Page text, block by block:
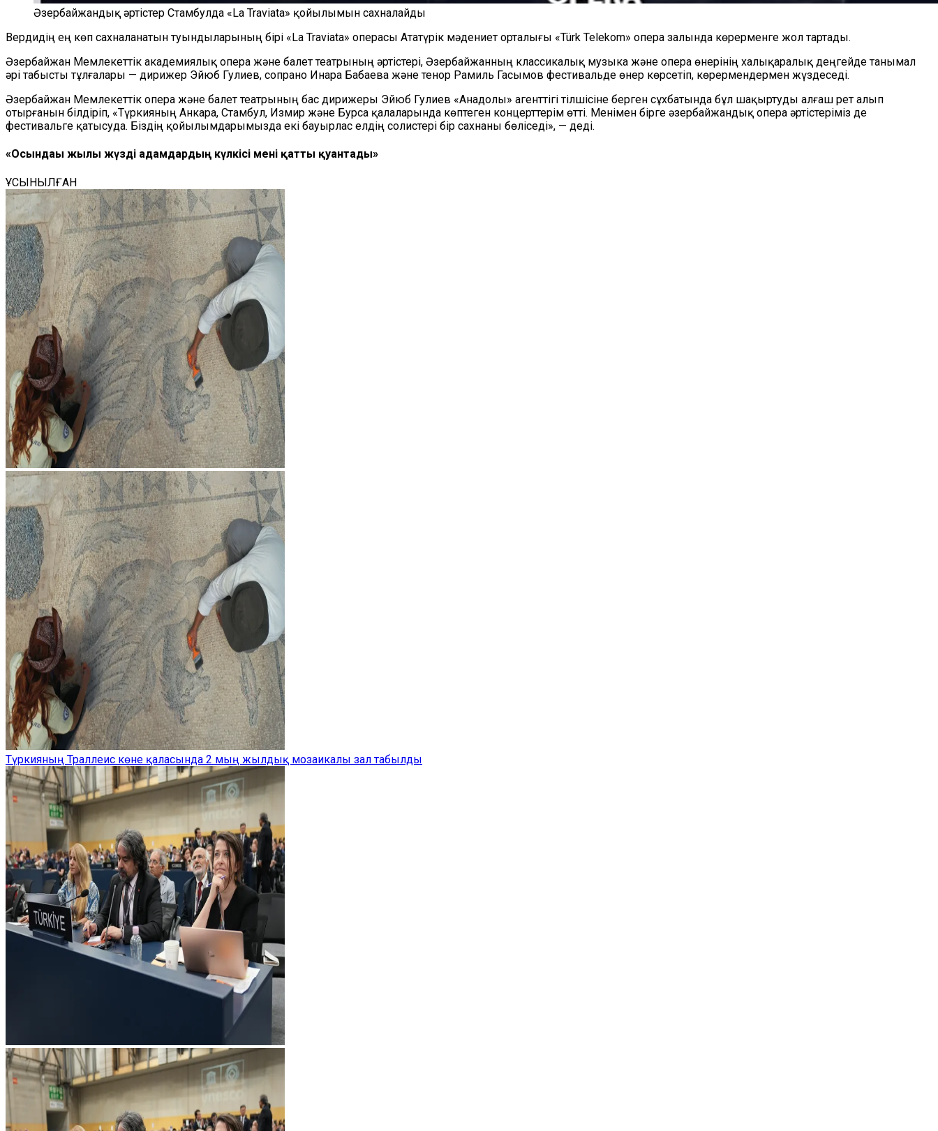
Әзербайжандық әртістер Стамбулда «La Traviata» қойылымын сахналайды
Вердидің ең көп сахналанатын туындыларының бірі «La Traviata» операсы Ататүрік мәдениет орталығы «Türk Telekom» опера залында көрерменге жол тартады.
Әзербайжан Мемлекеттік академиялық опера және балет театрының әртістері, Әзербайжанның классикалық музыка және опера өнерінің халықаралық деңгейде танымал
әрі табысты тұлғалары — дирижер Эйюб Гулиев, сопрано Инара Бабаева және тенор Рамиль Гасымов фестивальде өнер көрсетіп, көрермендермен жүздеседі.
Әзербайжан Мемлекеттік опера және балет театрының бас дирижеры Эйюб Гулиев «Анадолы» агенттігі тілшісіне берген сұхбатында бұл шақыртуды алғаш рет алып
отырғанын білдіріп, «Түркияның Анкара, Стамбул, Измир және Бурса қалаларында көптеген концерттерім өтті. Менімен бірге әзербайжандық опера әртістеріміз де
фестивальге қатысуда. Біздің қойылымдарымызда екі бауырлас елдің солистері бір сахнаны бөліседі», — деді.
«Осындағы жылы жүзді адамдардың күлкісі мені қатты қуантады»
ҰСЫНЫЛҒАН
Түркияның Траллеис көне қаласында 2 мың жылдық мозаикалы зал табылды